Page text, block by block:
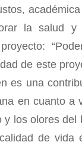
la salud
de este
es una
en cuanto a
los olores
de vida